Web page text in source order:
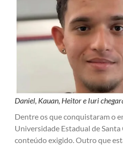
Daniel, Kauan, Heitor e Iuri
Dentre os que conquistaram o
Universidade Estadual de
conteúdo exigido. Outro que